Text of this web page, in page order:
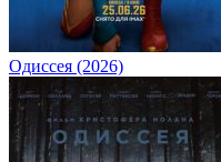
Одиссея (2026)